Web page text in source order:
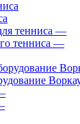
тенниса —
тенниса —